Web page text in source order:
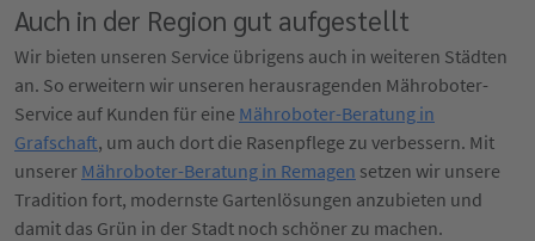
Auch in der Region gut aufgestellt
Wir bieten unseren Service übrigens auch in weiteren Städten
an. So erweitern wir unseren herausragenden Mähroboter-
Service auf Kunden für eine Mähroboter-Beratung in
Grafschaft, um auch dort die Rasenpflege zu verbessern. Mit
unserer Mähroboter-Beratung in Remagen setzen wir unsere
Tradition fort, modernste Gartenlösungen anzubieten und
damit das Grün in der Stadt noch schöner zu machen.